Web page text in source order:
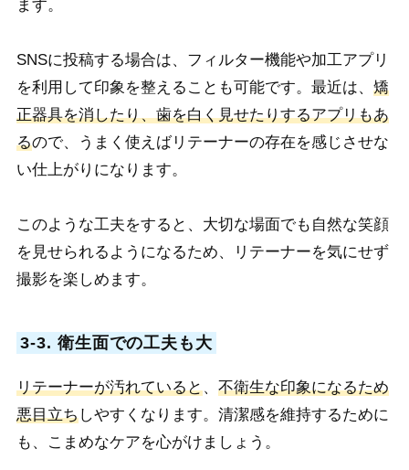
ます。
SNSに投稿する場合は、フィルター機能や加工アプリ
を利用して印象を整えることも可能です。最近は、 矯
正器具を消したり、歯を白く見せたりするアプリもあ
るので、うまく使えばリテーナーの存在を感じさせな
い仕上がりになります。
このような工夫をすると、大切な場面でも自然な笑顔
を見せられるようになるため、リテーナーを気にせず
撮影を楽しめます。
3-3. 衛生面での工夫も大
リテーナーが汚れていると、 不衛生な印象になるため
悪目立ちしやすくなります。清潔感を維持するために
も、こまめなケアを心がけましょう。